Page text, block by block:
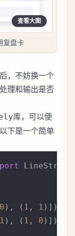
查看大图
复盘卡
，不妨换一个
理和输出是否
库，可以使
下是一个简单
LineString
0 ), ( 1 , 1 )])
1 ), ( 1 , 0 )])